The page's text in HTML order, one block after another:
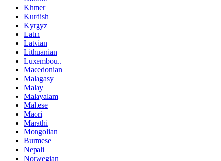
Khmer
Kurdish
Kyrgyz
Latin
Latvian
Lithuanian
Luxembou..
Macedonian
Malagasy
Malay
Malayalam
Maltese
Maori
Marathi
Mongolian
Burmese
Nepali
Norwegian